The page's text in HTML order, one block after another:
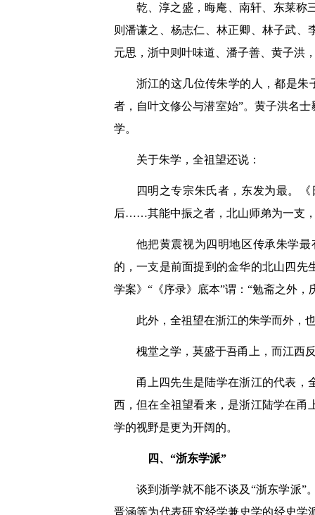
乾、淳之盛，晦庵、南轩、东莱称
则潘谦之、杨志仁、林正卿、林子武
元思，浙中则叶味道、潘子善、黄子洪
浙江的这几位传朱学的人，都是朱
者，自叶文修公与潜室始”。黄子洪名
学。
关于朱学，全祖望还说：
四明之专宗朱氏者，东发为最。
后……其能中振之者，北山师弟为一支
他把黄震视为四明地区传承朱学
的，一支是前面提到的金华的北山四
学案》“《序录》底本”谓：“勉斋之外
此外，全祖望在浙江的朱学而外，
槐堂之学，莫盛于吾甬上，而江
甬上四先生是陆学在浙江的代表，
西，但在全祖望看来，是浙江陆学在甬
学的视野是更为开阔的。
四、“浙东学派”
谈到浙学就不能不谈及“浙东学派”
晋涵等为代表研究经学兼史学的经史学